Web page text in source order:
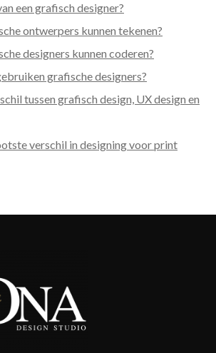
een grafisch designer?
ontwerpers kunnen tekenen?
designers kunnen coderen?
grafische designers?
tussen grafisch design, UX design en
verschil in designing voor print